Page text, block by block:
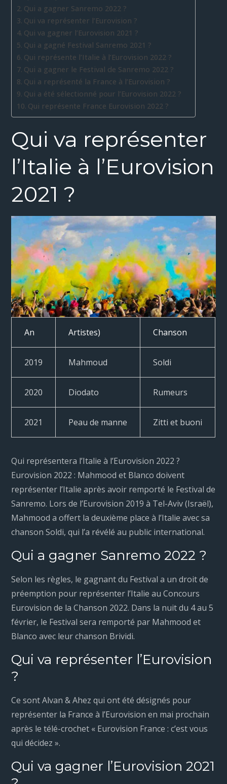
Qui a gagner Sanremo 2022 ?
Qui va représenter l’Eurovision ?
Qui va gagner l’Eurovision 2021 ?
Qui a gagné Festival Sanremo 2021 ?
Qui représente l’Italie à l’Eurovision 2022 ?
Qui a gagner le Festival de Sanremo 2022 ?
Qui a représenté la France à l’Eurovision ?
Qui a été sélectionné pour l’Eurovision 2022 ?
Qui représente France Eurovision 2022 ?
Qui va représenter
l’Italie à l’Eurovision
2021 ?
An Artistes) Chanson
2019 Mahmoud Soldi
2020 Diodato Rumeurs
2021 Peau de manne Zitti et buoni
Qui représentera l’Italie à l’Eurovision 2022 ?
Eurovision 2022 : Mahmood et Blanco doivent
représenter l’Italie après avoir remporté le Festival de
Sanremo. Lors de l’Eurovision 2019 à Tel-Aviv (Israël),
Mahmood a offert la deuxième place à l’Italie avec sa
chanson Soldi, qui l’a révélé au public international.
Qui a gagner Sanremo 2022 ?
Selon les règles, le gagnant du Festival a un droit de
préemption pour représenter l’Italie au Concours
Eurovision de la Chanson 2022. Dans la nuit du 4 au 5
février, le Festival sera remporté par Mahmood et
Blanco avec leur chanson Brividi.
Qui va représenter l’Eurovision
?
Ce sont Alvan & Ahez qui ont été désignés pour
représenter la France à l’Eurovision en mai prochain
après le télé-crochet « Eurovision France : c’est vous
qui décidez ».
Qui va gagner l’Eurovision 2021